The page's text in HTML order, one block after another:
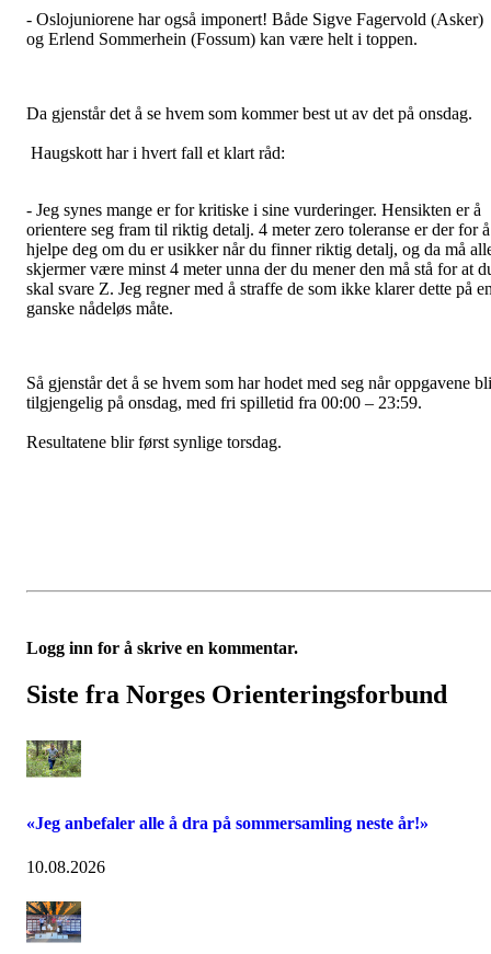
- Oslojuniorene har også imponert! Både Sigve Fagervold (Asker)
og Erlend Sommerhein (Fossum) kan være helt i toppen.
Da gjenstår det å se hvem som kommer best ut av det på onsdag.
Haugskott har i hvert fall et klart råd:
- Jeg synes mange er for kritiske i sine vurderinger. Hensikten er å
orientere seg fram til riktig detalj. 4 meter zero toleranse er der for å
hjelpe deg om du er usikker når du finner riktig detalj, og da må
skjermer være minst 4 meter unna der du mener den må stå for at
skal svare Z. Jeg regner med å straffe de som ikke klarer dette på
ganske nådeløs måte.
Så gjenstår det å se hvem som har hodet med seg når oppgavene
tilgjengelig på onsdag, med fri spilletid fra 00:00 – 23:59.
Resultatene blir først synlige torsdag.
Logg inn for å skrive en kommentar.
Siste fra Norges Orienteringsforbund
«Jeg anbefaler alle å dra på sommersamling neste år!»
10.08.2026